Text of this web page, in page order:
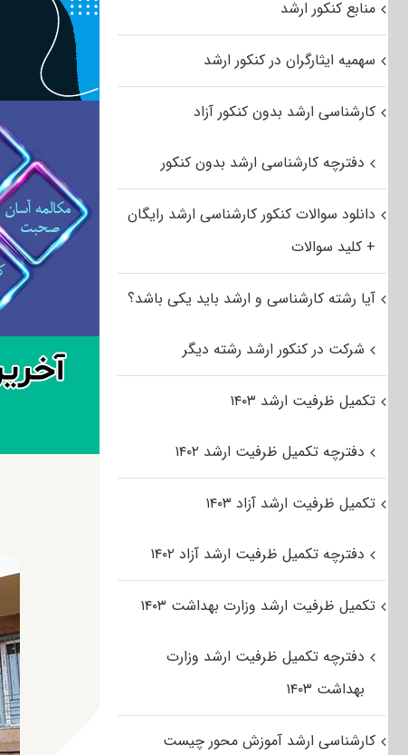
منابع کنکور ارشد
سهمیه ایثارگران در کنکور ارشد
کارشناسی ارشد بدون کنکور آزاد
دفترچه کارشناسی ارشد بدون کنکور
دانلود سوالات کنکور کارشناسی ارشد رایگان
+ کلید سوالات
آیا رشته کارشناسی و ارشد باید یکی باشد؟
شرکت در کنکور ارشد رشته دیگر
تکمیل ظرفیت ارشد ۱۴۰۳
دفترچه تکمیل ظرفیت ارشد ۱۴۰۲
تکمیل ظرفیت ارشد آزاد ۱۴۰۳
دفترچه تکمیل ظرفیت ارشد آزاد ۱۴۰۲
تکمیل ظرفیت ارشد وزارت بهداشت ۱۴۰۳
دفترچه تکمیل ظرفیت ارشد وزارت
بهداشت ۱۴۰۳
کارشناسی ارشد آموزش محور چیست